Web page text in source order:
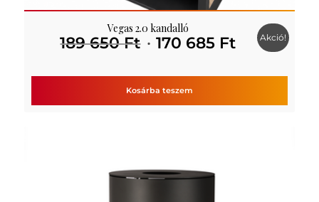
Vegas 2.0 kandalló
189 650Ft Original
was:
189
650 Ft.
170 685 FtCurrent
is:
685 Ft.
Akció!
Kosárba teszem